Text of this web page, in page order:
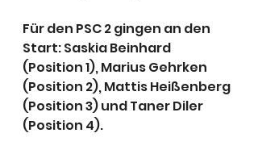
Für den PSC 2 gingen an den
Start: Saskia Beinhard
(Position 1), Marius Gehrken
(Position 2), Mattis Heißenberg
(Position 3) und Taner Diler
(Position 4).